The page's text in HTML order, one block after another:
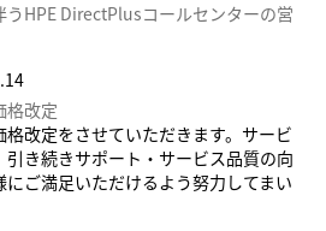
うHPE DirectPlusコールセンターの営
格改定
改定をさせていただきます。サービ
き続きサポート・サービス品質の向
にご満足いただけるよう努力してまい